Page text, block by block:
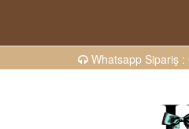
Whatsapp Sipariş